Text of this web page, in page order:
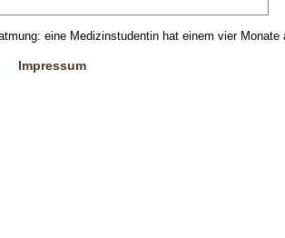
eine Medizinstudentin hat einem vier
Impressum